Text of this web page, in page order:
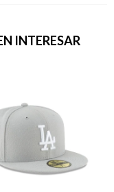
INTERESAR